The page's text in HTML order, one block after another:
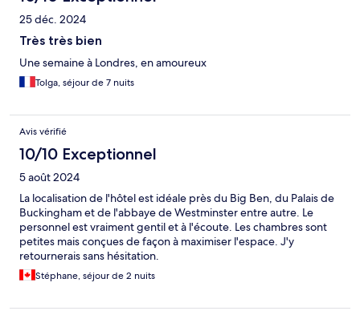
25 déc. 2024
Très très bien
Une semaine à Londres, en amoureux
Tolga, séjour de 7 nuits
Avis vérifié
10/10 Exceptionnel
5 août 2024
La localisation de l'hôtel est idéale près du Big Ben, du Palais de
Buckingham et de l'abbaye de Westminster entre autre. Le
personnel est vraiment gentil et à l'écoute. Les chambres sont
petites mais conçues de façon à maximiser l'espace. J'y
retournerais sans hésitation.
Stéphane, séjour de 2 nuits